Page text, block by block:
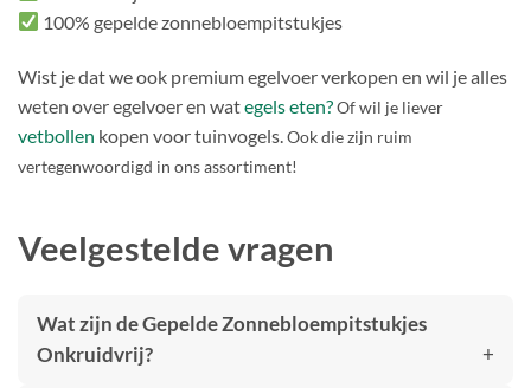
100% gepelde zonnebloempitstukjes
Wist je dat we ook premium egelvoer verkopen en wil je alles
weten over egelvoer en wategels eten?Of wil je liever
vetbollen kopen voor tuinvogels. Ook die zijn ruim
vertegenwoordigd in ons assortiment!
Veelgestelde vragen
Wat zijn de Gepelde Zonnebloempitstukjes
Onkruidvrij?